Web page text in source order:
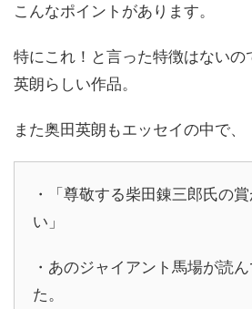
こんなポイントがあります。
特にこれ！と言った特徴はないの
英朗らしい作品。
また奥田英朗もエッセイの中で、
・「尊敬する柴田錬三郎氏の
い」
・あのジャイアント馬場が読
た。